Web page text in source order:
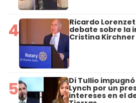
4 Ricardo
debate sobre la
Cristina Kirchner
5 Di Tullio
Lynch por un
intereses en el